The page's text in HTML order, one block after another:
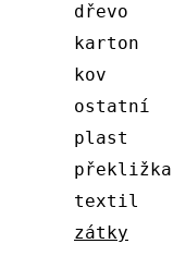
dřevo
karton
kov
ostatní
plast
překližka
textil
zátky